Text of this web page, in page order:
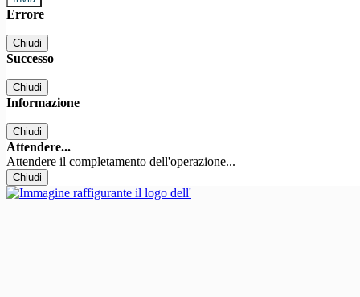
Errore
Chiudi
Successo
Chiudi
Informazione
Chiudi
Attendere...
Attendere il completamento dell'operazione...
Chiudi